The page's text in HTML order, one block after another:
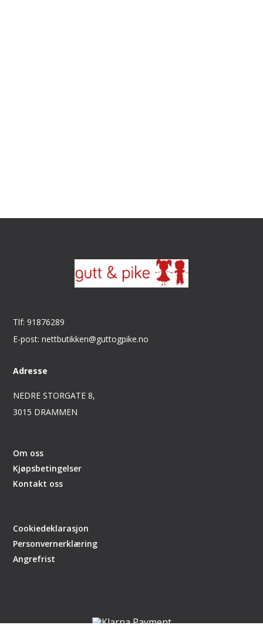
Tlf: 91876289
E-post: nettbutikken@guttogpike.no
Adresse
NEDRE STORGATE 8,
3015 DRAMMEN
Om oss
Kjøpsbetingelser
Kontakt oss
Cookiedeklarasjon
Personvernerklæring
Angrefrist